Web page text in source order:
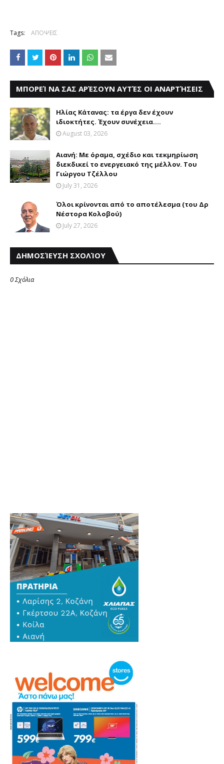
Tags: ΑΠΟΨΕΙΣ
ΜΠΟΡΕΊ ΝΑ ΣΑΣ ΑΡΈΣΟΥΝ ΑΥΤΈΣ ΟΙ ΑΝΑΡΤΉΣΕΙΣ
Ηλίας Κάτανας: τα έργα δεν έχουν
ιδιοκτήτες. Έχουν συνέχεια....
August 03, 2026
Αιανή: Με όραμα, σχέδιο και τεκμηρίωση
διεκδικεί το ενεργειακό της μέλλον. Του
Γιώργου Τζέλλου
July 31, 2026
Όλοι κρίνονται από το αποτέλεσμα (του Δρ
Νέστορα Κολοβού)
July 27, 2026
ΔΗΜΟΣΊΕΥΣΗ ΣΧΟΛΊΟΥ
0 Σχόλια